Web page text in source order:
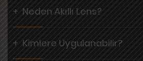
+ Neden Akıllı Lens?
+ Kimlere Uygulanabilir?